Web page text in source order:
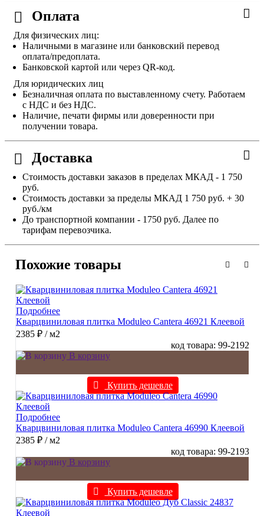
Оплата
Для физических лиц:
Наличными в магазине или банковский перевод
оплата/предоплата.
Банковской картой или через QR-код.
Для юридических лиц
Безналичная оплата по выставленному счету. Работаем
с НДС и без НДС.
Наличие, печати фирмы или доверенности при
получении товара.
Доставка
Стоимость доставки заказов в пределах МКАД - 1 750
руб.
Стоимость доставки за пределы МКАД 1 750 руб. + 30
руб./км
До транспортной компании - 1750 руб. Далее по
тарифам перевозчика.
Похожие товары
Подробнее
Кварцвиниловая плитка Moduleo Cantera 46921 Клеевой
2385 ₽ / м2
код товара: 99-2192
В корзину
Купить дешевле
Подробнее
Кварцвиниловая плитка Moduleo Cantera 46990 Клеевой
2385 ₽ / м2
код товара: 99-2193
В корзину
Купить дешевле